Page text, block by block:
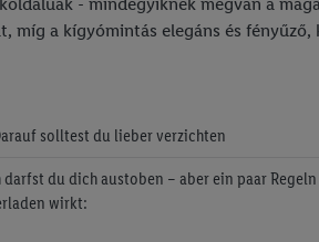
a kígyómintás elegáns és
solltest du lieber verzichten
du dich austoben – aber ein paar
wirkt: